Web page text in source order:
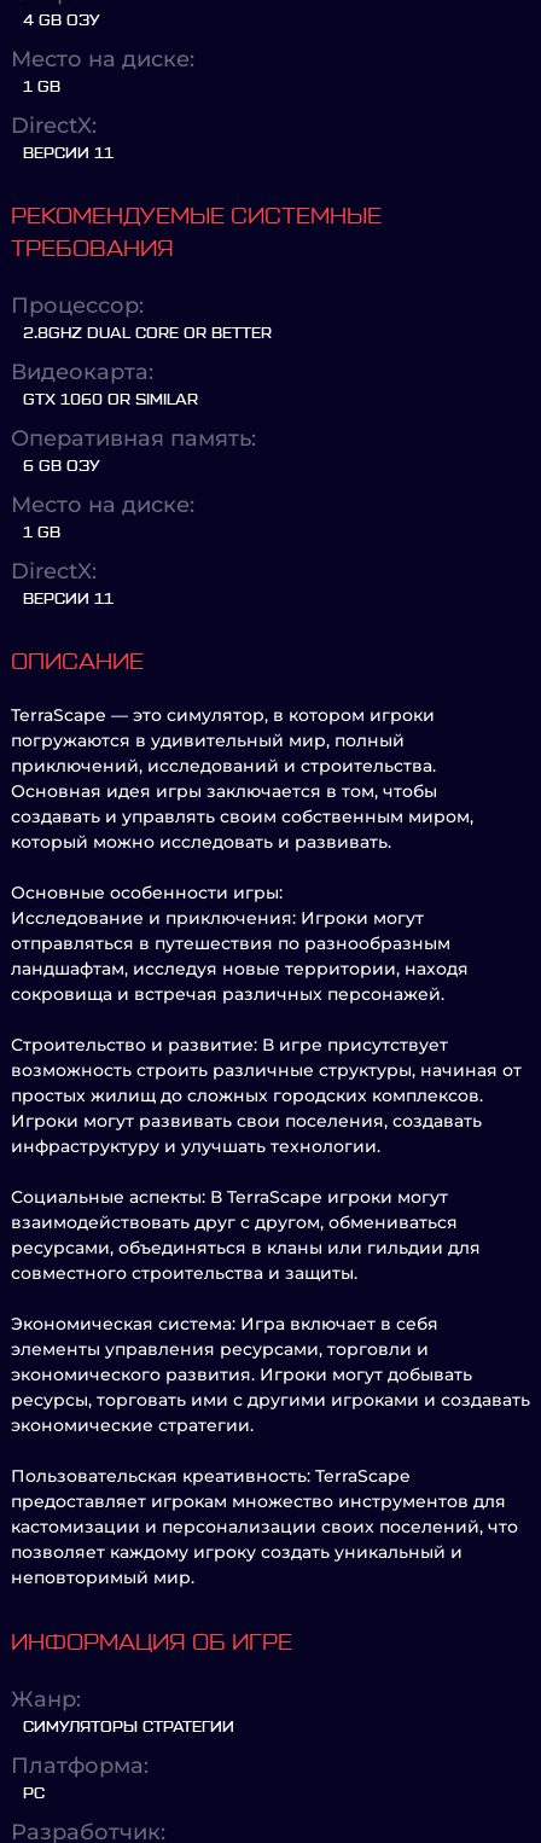
4 GB ОЗУ
Место на диске:
1 GB
DirectX:
ВЕРСИИ 11
РЕКОМЕНДУЕМЫЕ СИСТЕМНЫЕ
ТРЕБОВАНИЯ
Процессор:
2.8GHZ DUAL CORE OR BETTER
Видеокарта:
GTX 1060 OR SIMILAR
Оперативная память:
6 GB ОЗУ
Место на диске:
1 GB
DirectX:
ВЕРСИИ 11
ОПИСАНИЕ
TerraScape — это симулятор, в котором игроки
погружаются в удивительный мир, полный
приключений, исследований и строительства.
Основная идея игры заключается в том, чтобы
создавать и управлять своим собственным миром,
который можно исследовать и развивать.
Основные особенности игры:
Исследование и приключения: Игроки могут
отправляться в путешествия по разнообразным
ландшафтам, исследуя новые территории, находя
сокровища и встречая различных персонажей.
Строительство и развитие: В игре присутствует
возможность строить различные структуры, начиная от
простых жилищ до сложных городских комплексов.
Игроки могут развивать свои поселения, создавать
инфраструктуру и улучшать технологии.
Социальные аспекты: В TerraScape игроки могут
взаимодействовать друг с другом, обмениваться
ресурсами, объединяться в кланы или гильдии для
совместного строительства и защиты.
Экономическая система: Игра включает в себя
элементы управления ресурсами, торговли и
экономического развития. Игроки могут добывать
ресурсы, торговать ими с другими игроками и создавать
экономические стратегии.
Пользовательская креативность: TerraScape
предоставляет игрокам множество инструментов для
кастомизации и персонализации своих поселений, что
позволяет каждому игроку создать уникальный и
неповторимый мир.
ИНФОРМАЦИЯ ОБ ИГРЕ
Жанр:
СИМУЛЯТОРЫ СТРАТЕГИИ
Платформа:
PC
Разработчик: